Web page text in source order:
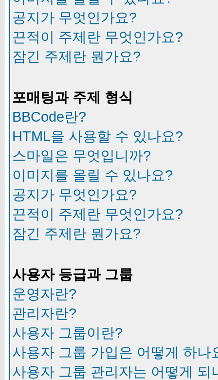
공지가 무엇인가요?
끈적이 주제란 무엇인가요?
잠긴 주제란 뭔가요?
포매팅과 주제 형식
BBCode란?
HTML을 사용할 수 있나요?
스마일은 무엇입니까?
이미지를 올릴 수 있나요?
공지가 무엇인가요?
끈적이 주제란 무엇인가요?
잠긴 주제란 뭔가요?
사용자 등급과 그룹
운영자란?
관리자란?
사용자 그룹이란?
사용자 그룹 가입은 어떻게 하나
사용자 그룹 관리자는 어떻게 되